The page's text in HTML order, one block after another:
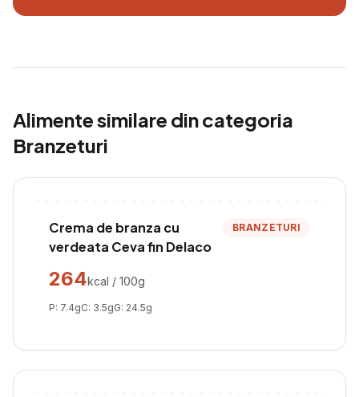
Alimente similare din categoria
Branzeturi
Crema de branza cu
verdeata Ceva fin Delaco
BRANZETURI
264kcal / 100g
P: 7.4gC: 3.5gG: 24.5g